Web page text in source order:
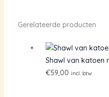
Gerelateerde producten
Shawl van katoen
€59,00 incl. btw